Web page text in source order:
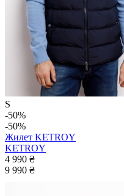
S
-50%
-50%
Жилет KETROY
KETROY
4 990 ₴
9 990 ₴